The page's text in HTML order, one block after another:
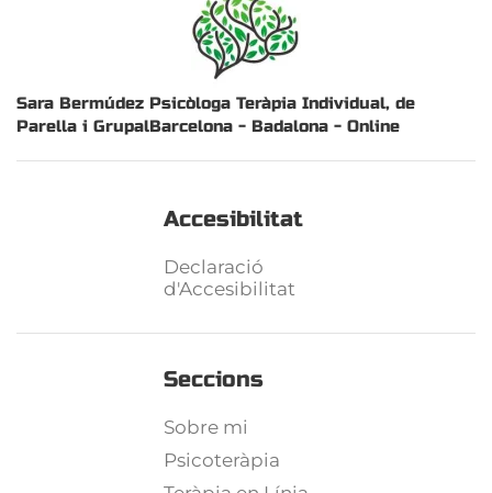
Sara Bermúdez Psicòloga Teràpia Individual, de
Parella i GrupalBarcelona - Badalona - Online
Accesibilitat
Declaració
d'Accesibilitat
Seccions
Sobre mi
Psicoteràpia